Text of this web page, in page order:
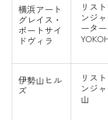
横浜アート
グレイス・
ポートサイ
ドヴィラ
リス
ンジ
ータ
伊勢山ヒル
ズ
リス
ンジ
山